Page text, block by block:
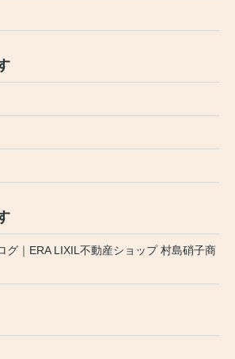
グ｜ERA LIXIL不動産ショップ 村島硝子商